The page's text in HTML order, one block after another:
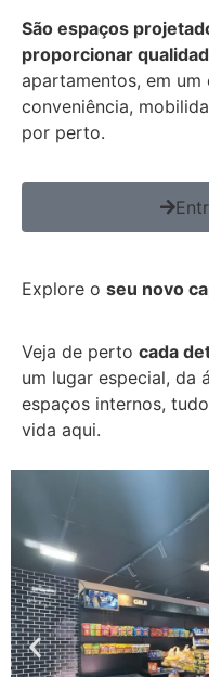
São espaços
proporcionar
apartamentos, em
conveniência,
por perto.
Explore o seu novo
Veja de perto cada
um lugar especial, da
espaços internos,
vida aqui.